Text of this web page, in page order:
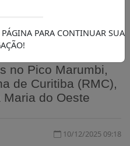
no Pico Marumbi,
de Curitiba (RMC),
do Oeste
10/12/2025 09:18
PARA CONTINUAR SUA